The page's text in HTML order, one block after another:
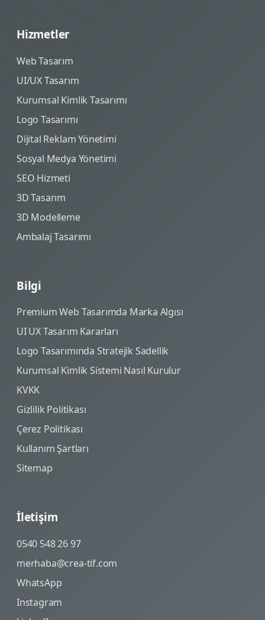
Hizmetler
Web Tasarım
UI/UX Tasarım
Kurumsal Kimlik Tasarımı
Logo Tasarımı
Dijital Reklam Yönetimi
Sosyal Medya Yönetimi
SEO Hizmeti
3D Tasarım
3D Modelleme
Ambalaj Tasarımı
Bilgi
Premium Web Tasarımda Marka Algısı
UI UX Tasarım Kararları
Logo Tasarımında Stratejik Sadellik
Kurumsal Kimlik Sistemi Nasıl Kurulur
KVKK
Gizlilik Politikası
Çerez Politikası
Kullanım Şartları
Sitemap
İletişim
0540 548 26 97
merhaba@crea-tif.com
WhatsApp
Instagram